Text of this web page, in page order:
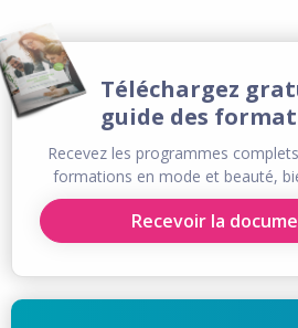
Téléchargez
guide des
Recevez les programmes
formations en mode et beauté,
Recevoir la